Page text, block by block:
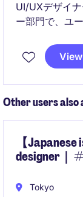
UI/UXデザイ
ー部門で、ユ
的なUIを作成
Other users also
【
designer｜
Tokyo